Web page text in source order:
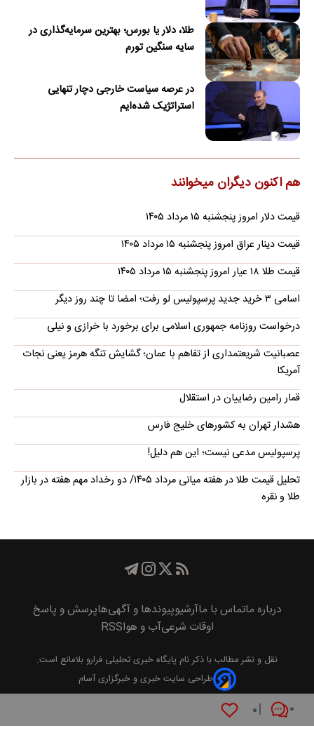
۰ ۰
طلا، دلار یا بورس؛ بهترین سرمایه‌گذاری در
سایه سنگین تورم
در عرصه سیاست خارجی دچار تنهایی
استراتژیک شده‌ایم
هم اکنون دیگران میخوانند
قیمت دلار امروز پنجشنبه ۱۵ مرداد ۱۴۰۵
قیمت دینار عراق امروز پنجشنبه ۱۵ مرداد ۱۴۰۵
قیمت طلا ۱۸ عیار امروز پنجشنبه ۱۵ مرداد ۱۴۰۵
اسامی ۳ خرید جدید پرسپولیس لو رفت؛ امضا تا چند روز دیگر
درخواست روزنامه جمهوری اسلامی برای برخورد با خرازی و نیلی
عصبانیت شریعتمداری از تفاهم با عمان؛ گشایش تنگه هرمز یعنی نجات
آمریکا
قمار رامین رضاییان در استقلال
هشدار تهران به کشورهای خلیج فارس
پرسپولیس مدعی نیست؛ این هم دلیل!
تحلیل قیمت طلا در هفته میانی مرداد ۱۴۰۵/ دو رخداد مهم هفته در بازار
طلا و نقره
درباره ماتماس با ماآرشیوپیوند‌ها و آگهی‌هاپرسش و پاسخ
اوقات شرعیآب و هواRSS
نقل و نشر مطالب با ذکر نام پايگاه خبری تحليلی فرارو بلامانع است.
طراحی سایت خبری و خبرگزاری آسام